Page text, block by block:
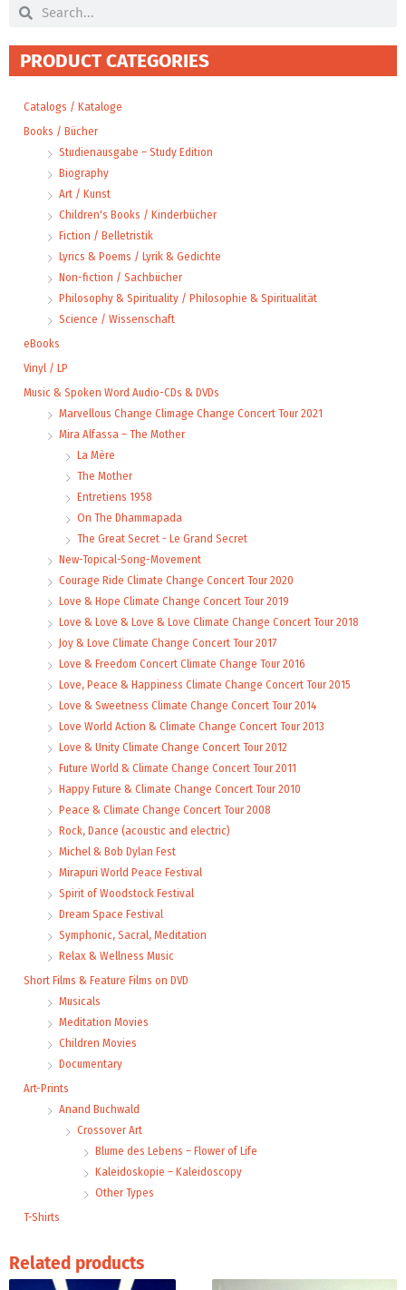
Search Search
PRODUCT CATEGORIES
Catalogs / Kataloge
Books / Bücher
Studienausgabe – Study Edition
Biography
Art / Kunst
Children's Books / Kinderbücher
Fiction / Belletristik
Lyrics & Poems / Lyrik & Gedichte
Non-fiction / Sachbücher
Philosophy & Spirituality / Philosophie & Spiritualität
Science / Wissenschaft
eBooks
Vinyl / LP
Music & Spoken Word Audio-CDs & DVDs
Marvellous Change Climage Change Concert Tour 2021
Mira Alfassa – The Mother
La Mère
The Mother
Entretiens 1958
On The Dhammapada
The Great Secret - Le Grand Secret
New-Topical-Song-Movement
Courage Ride Climate Change Concert Tour 2020
Love & Hope Climate Change Concert Tour 2019
Love & Love & Love & Love Climate Change Concert Tour 2018
Joy & Love Climate Change Concert Tour 2017
Love & Freedom Concert Climate Change Tour 2016
Love, Peace & Happiness Climate Change Concert Tour 2015
Love & Sweetness Climate Change Concert Tour 2014
Love World Action & Climate Change Concert Tour 2013
Love & Unity Climate Change Concert Tour 2012
Future World & Climate Change Concert Tour 2011
Happy Future & Climate Change Concert Tour 2010
Peace & Climate Change Concert Tour 2008
Rock, Dance (acoustic and electric)
Michel & Bob Dylan Fest
Mirapuri World Peace Festival
Spirit of Woodstock Festival
Dream Space Festival
Symphonic, Sacral, Meditation
Relax & Wellness Music
Short Films & Feature Films on DVD
Musicals
Meditation Movies
Children Movies
Documentary
Art-Prints
Anand Buchwald
Crossover Art
Blume des Lebens – Flower of Life
Kaleidoskopie – Kaleidoscopy
Other Types
T-Shirts
Related products